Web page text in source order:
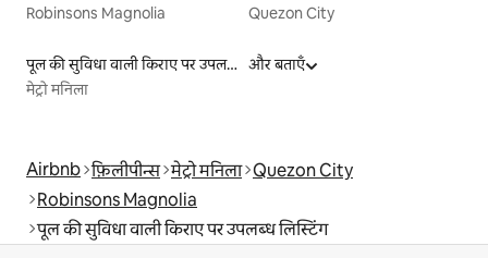
Robinsons Magnolia
Quezon City
पूल की सुविधा वाली किराए पर उपलब्ध लिस्टिंग
मेट्रो मनिला
और बताएँ
Airbnb फ़िलीपीन्स मेट्रो मनिला Quezon City
Robinsons Magnolia
पूल की सुविधा वाली किराए पर उपलब्ध लिस्टिंग